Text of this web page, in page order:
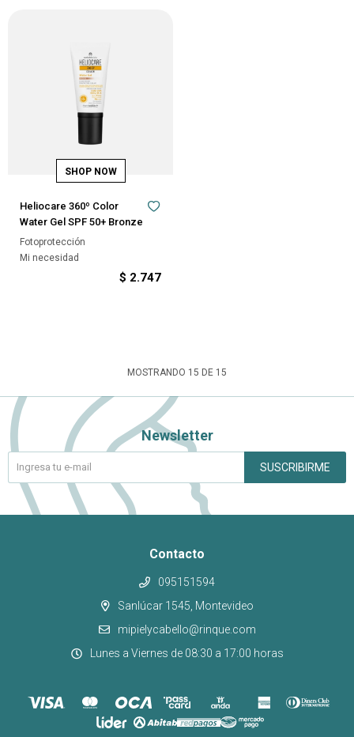
Heliocare 360º Color
Water Gel SPF 50+ Bronze
Fotoprotección
Mi necesidad
$ 2.747
MOSTRANDO 15 DE 15
Contacto
095151594
Sanlúcar 1545, Montevideo
mipielycabello@rinque.com
Lunes a Viernes de 08:30 a 17:00 horas
Newsletter
SUSCRIBIRME